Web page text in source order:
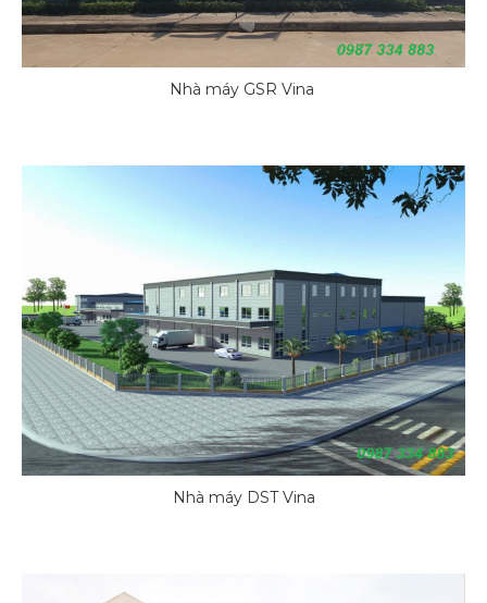
Nhà máy GSR Vina
Nhà máy DST Vina